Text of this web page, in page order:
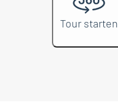
Tour starten